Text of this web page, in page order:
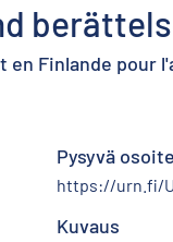
Finlande pour
Pysyvä osoite
https://urn.fi/
Kuvaus